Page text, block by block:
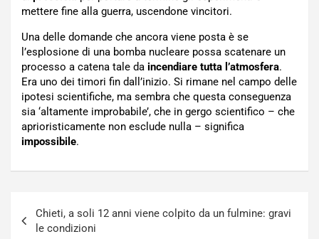
mettere fine alla guerra, uscendone vincitori.
Una delle domande che ancora viene posta è se
l’esplosione di una bomba nucleare possa scatenare un
processo a catena tale da incendiare tutta l’atmosfera.
Era uno dei timori fin dall’inizio. Si rimane nel campo delle
ipotesi scientifiche, ma sembra che questa conseguenza
sia ‘altamente improbabile’, che in gergo scientifico – che
aprioristicamente non esclude nulla – significa
impossibile.
articoli
Chieti, a soli 12 anni viene colpito da un fulmine: gravi
le condizioni